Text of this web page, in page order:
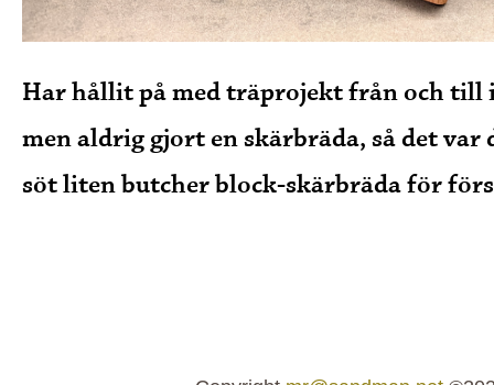
Har hållit på med träprojekt från och till
men aldrig gjort en skärbräda, så det var
söt liten butcher block-skärbräda för